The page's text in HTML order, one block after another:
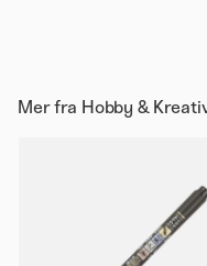
Mer fra Hobby &